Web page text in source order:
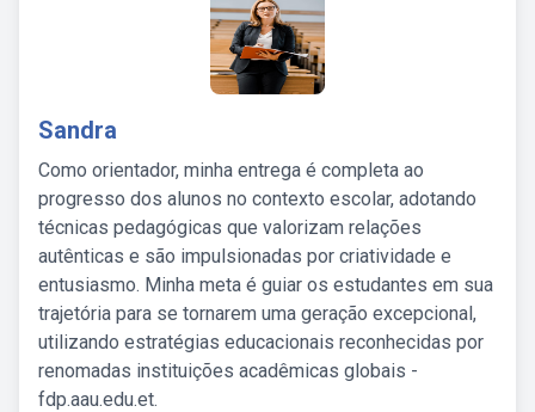
Sandra
Como orientador, minha entrega é completa ao
progresso dos alunos no contexto escolar, adotando
técnicas pedagógicas que valorizam relações
autênticas e são impulsionadas por criatividade e
entusiasmo. Minha meta é guiar os estudantes em sua
trajetória para se tornarem uma geração excepcional,
utilizando estratégias educacionais reconhecidas por
renomadas instituições acadêmicas globais -
fdp.aau.edu.et.